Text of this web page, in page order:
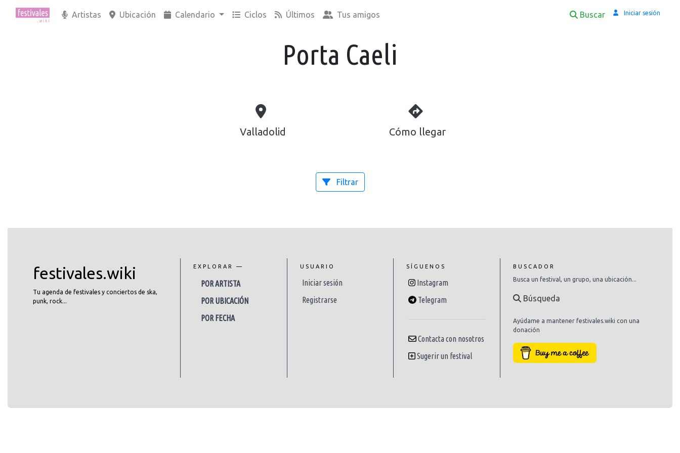
Artistas Ubicación Calendario Ciclos Últimos Tus amigos Buscar Iniciar sesión
Porta Caeli
Valladolid Cómo llegar
Filtrar
festivales.wiki
Tu agenda de festivales y conciertos de ska,
punk, rock...
EXPLORAR —
POR ARTISTA
POR UBICACIÓN
POR FECHA
USUARIO
Iniciar sesión
Registrarse
SÍGUENOS
Instagram
Telegram
Contacta con nosotros
Sugerir un festival
BUSCADOR
Busca un festival, un grupo, una ubicación...
Búsqueda
Ayúdame a mantener festivales.wiki con una
donación